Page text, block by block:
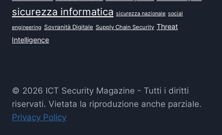
sicurezza informatica sicurezza nazionale social
engineering Sovranità Digitale Supply Chain Security Threat
Intelligence
© 2026 ICT Security Magazine - Tutti i diritti
riservati. Vietata la riproduzione anche parziale.
Privacy Policy